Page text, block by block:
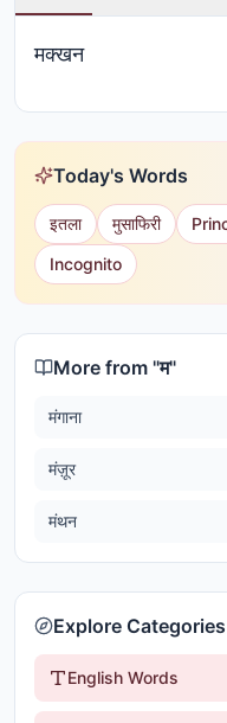
मक्खन
Today's Words
इतला मुसाफिरी
Incognito
More from "म"
मंगाना
मंज़ूर
मंथन
Explore Categories
English Words